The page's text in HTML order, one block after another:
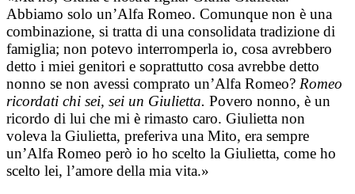
Abbiamo solo un’Alfa Romeo. Comunque non è una
combinazione, si tratta di una consolidata tradizione di
famiglia; non potevo interromperla io, cosa avrebbero
detto i miei genitori e soprattutto cosa avrebbe detto
nonno se non avessi comprato un’Alfa Romeo? Romeo
ricordati chi sei, sei un Giulietta. Povero nonno, è un
ricordo di lui che mi è rimasto caro. Giulietta non
voleva la Giulietta, preferiva una Mito, era sempre
un’Alfa Romeo però io ho scelto la Giulietta, come ho
scelto lei, l’amore della mia vita.»